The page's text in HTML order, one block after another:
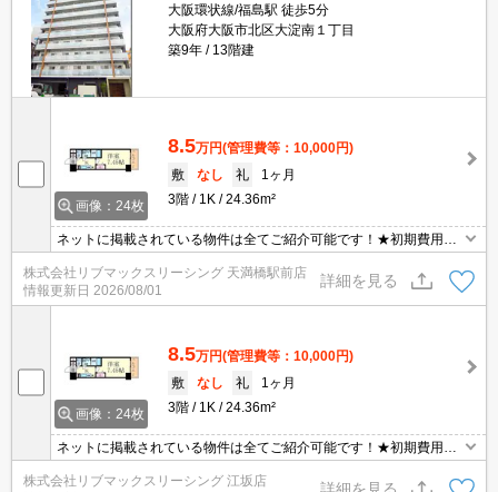
大阪環状線/福島駅 徒歩5分
大阪府大阪市北区大淀南１丁目
築9年
13階建
画像：24枚
8.5万円(管理費等：10,000円)
敷
なし 礼
1ヶ月
3階
1K 24.36m²
ネットに掲載されている物件は全てご紹介可能です！★初期費用ク
レジット決済可能★保証人不要★ご内覧可能です。
株式会社リブマックスリーシング 天満橋駅前店
情報更新日 2026/08/01
詳細を見る
画像：24枚
8.5万円(管理費等：10,000円)
敷
なし 礼
1ヶ月
3階
1K 24.36m²
ネットに掲載されている物件は全てご紹介可能です！★初期費用ク
レジット決済可能★保証人不要★ご内覧可能です。
株式会社リブマックスリーシング 江坂店